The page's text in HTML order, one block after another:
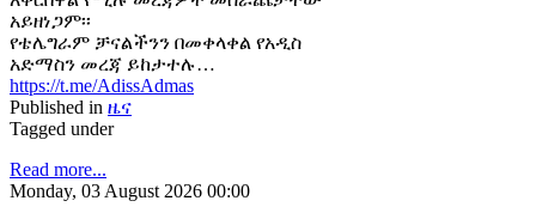
አይዘነጋም፡፡
የቴሌግራም ቻናልችንን በመቀላቀል የአዲስ
አድማስን መረጃ ይከታተሉ…
https://t.me/AdissAdmas
Published in ዜና
Tagged under
Read more...
Monday, 03 August 2026 00:00